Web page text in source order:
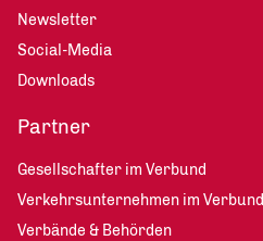
Newsletter
Social-Media
Downloads
Partner
Gesellschafter im Verbund
Verkehrsunternehmen im Verbund
Verbände & Behörden